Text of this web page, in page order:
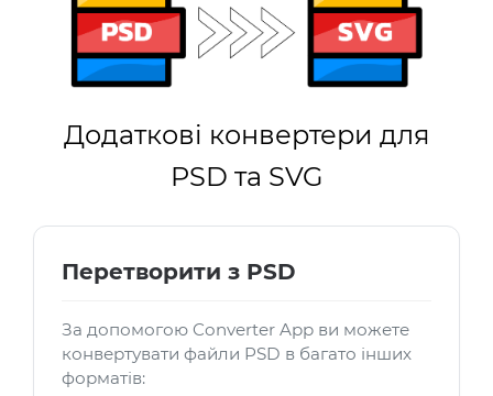
Додаткові конвертери для
PSD та SVG
Перетворити з PSD
За допомогою Converter App ви можете
конвертувати файли PSD в багато інших
форматів: